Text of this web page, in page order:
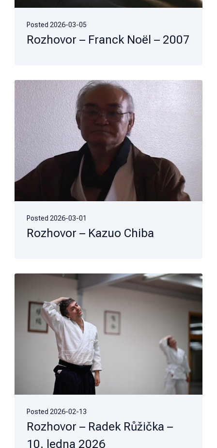
Posted 2026-03-05
Rozhovor – Franck Noël – 2007
Posted 2026-03-01
Rozhovor – Kazuo Chiba
Posted 2026-02-13
Rozhovor – Radek Růžička –
10. ledna 2026